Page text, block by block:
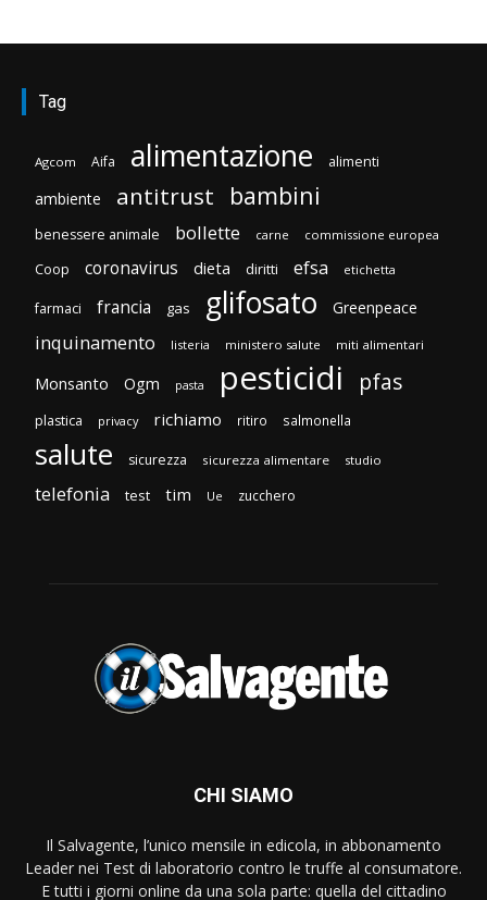
Tag
Agcom Aifa alimentazione alimenti
ambiente antitrust bambini
benessere animale bollette carne commissione europea
Coop coronavirus dieta diritti efsa etichetta
farmaci francia gas glifosato Greenpeace
inquinamento listeria ministero salute miti alimentari
Monsanto Ogm pasta pesticidi pfas
plastica privacy richiamo ritiro salmonella
salute sicurezza sicurezza alimentare studio
telefonia test tim Ue zucchero
CHI SIAMO
Il Salvagente, l’unico mensile in edicola, in abbonamento
Leader nei Test di laboratorio contro le truffe al consumatore.
E tutti i giorni online da una sola parte: quella del cittadino